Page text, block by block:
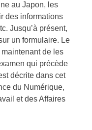
au Japon, les
des informations
Jusqu’à présent,
un formulaire. Le
de les
qui précède
décrite dans cet
du Numérique,
et des Affaires